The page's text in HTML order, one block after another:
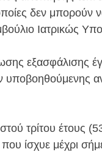
οποίες δεν
Ιατρικώς
εξασφάλισης
τρίτου έτους
ίσχυε μέχρι